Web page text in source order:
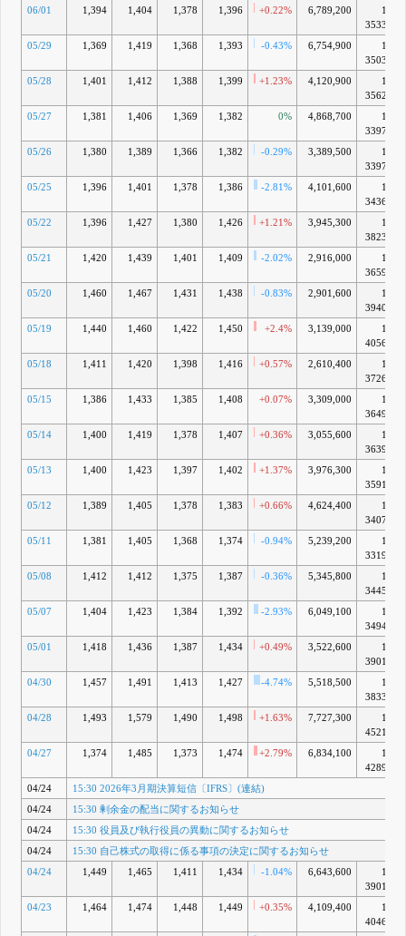
06/01 1,394 1,404 1,378 1,396 +0.22% 6,789,200
1兆
3533億
05/29
1,369 1,419 1,368 1,393 -0.43% 6,754,900
1兆
3503億
05/28
1,401 1,412 1,388 1,399 +1.23% 4,120,900
1兆
3562億
05/27
1,381 1,406 1,369 1,382 0% 4,868,700
1兆
3397億
05/26
1,380 1,389 1,366 1,382 -0.29% 3,389,500
1兆
3397億
05/25
1,396 1,401 1,378 1,386 -2.81% 4,101,600
1兆
3436億
05/22
1,396 1,427 1,380 1,426 +1.21% 3,945,300
1兆
3823億
05/21
1,420 1,439 1,401 1,409 -2.02% 2,916,000
1兆
3659億
05/20
1,460 1,467 1,431 1,438 -0.83% 2,901,600
1兆
3940億
05/19
1,440 1,460 1,422 1,450 +2.4% 3,139,000
1兆
4056億
05/18
1,411 1,420 1,398 1,416 +0.57% 2,610,400
1兆
3726億
05/15
1,386 1,433 1,385 1,408 +0.07% 3,309,000
1兆
3649億
05/14
1,400 1,419 1,378 1,407 +0.36% 3,055,600
1兆
3639億
05/13
1,400 1,423 1,397 1,402 +1.37% 3,976,300
1兆
3591億
05/12
1,389 1,405 1,378 1,383 +0.66% 4,624,400
1兆
3407億
05/11
1,381 1,405 1,368 1,374 -0.94% 5,239,200
1兆
3319億
05/08
1,412 1,412 1,375 1,387 -0.36% 5,345,800
1兆
3445億
05/07
1,404 1,423 1,384 1,392 -2.93% 6,049,100
1兆
3494億
05/01
1,418 1,436 1,387 1,434 +0.49% 3,522,600
1兆
3901億
04/30
1,457 1,491 1,413 1,427 -4.74% 5,518,500
1兆
3833億
04/28
1,493 1,579 1,490 1,498 +1.63% 7,727,300
1兆
4521億
04/27
1,374 1,485 1,373 1,474 +2.79% 6,834,100
1兆
4289億
04/24
15:30 2026年3月期決算短信〔IFRS〕(連結)
04/24
15:30 剰余金の配当に関するお知らせ
04/24
15:30 役員及び執行役員の異動に関するお知らせ
04/24
15:30 自己株式の取得に係る事項の決定に関するお知らせ
04/24
1,449 1,465 1,411 1,434 -1.04% 6,643,600
1兆
3901億
04/23
1,464 1,474 1,448 1,449 +0.35% 4,109,400
1兆
4046億